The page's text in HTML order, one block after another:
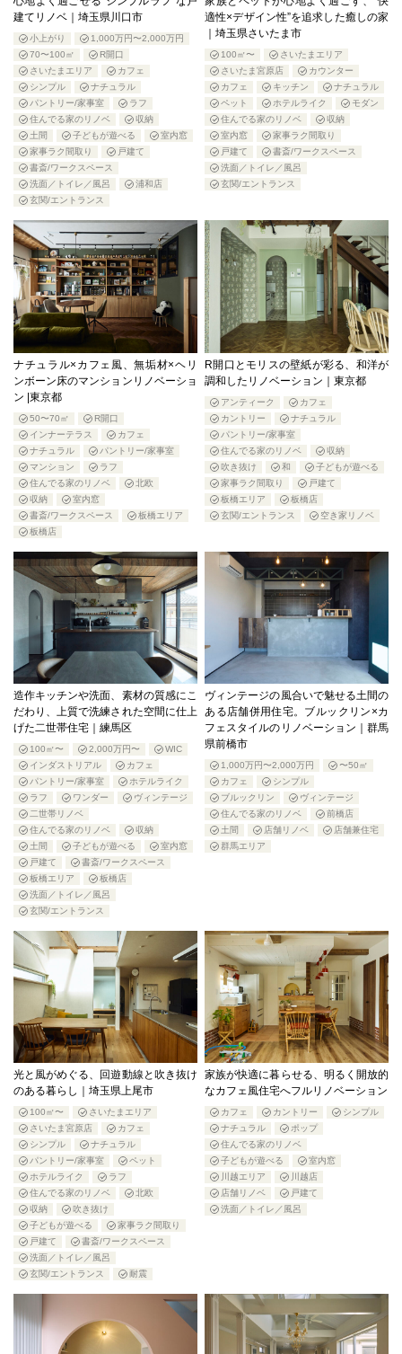
建てリノベ｜埼玉県川口市
小上がり
1,000万円〜2,000万円
70〜100㎡
R開口
さいたまエリア
カフェ
シンプル
ナチュラル
パントリー/家事室
ラフ
住んでる家のリノベ
収納
土間
子どもが遊べる
室内窓
家事ラク間取り
戸建て
書斎/ワークスペース
洗面／トイレ／風呂
浦和店
玄関/エントランス
適性×デザイン性”を追求した癒しの家
｜埼玉県さいたま市
100㎡〜
さいたまエリア
さいたま宮原店
カウンター
カフェ
キッチン
ナチュラル
ペット
ホテルライク
モダン
住んでる家のリノベ
収納
室内窓
家事ラク間取り
戸建て
書斎/ワークスペース
洗面／トイレ／風呂
玄関/エントランス
ナチュラル×カフェ風、無垢材×ヘリ
ンボーン床のマンションリノベーショ
ン |東京都
50〜70㎡
R開口
インナーテラス
カフェ
ナチュラル
パントリー/家事室
マンション
ラフ
住んでる家のリノベ
北欧
収納
室内窓
書斎/ワークスペース
板橋エリア
板橋店
R開口とモリスの壁紙が彩る、和洋が
調和したリノベーション｜東京都
アンティーク
カフェ
カントリー
ナチュラル
パントリー/家事室
住んでる家のリノベ
収納
吹き抜け
和
子どもが遊べる
家事ラク間取り
戸建て
板橋エリア
板橋店
玄関/エントランス
空き家リノベ
造作キッチンや洗面、素材の質感にこ
だわり、上質で洗練された空間に仕上
げた二世帯住宅｜練馬区
100㎡〜 2,000万円〜
WIC
インダストリアル
カフェ
パントリー/家事室
ホテルライク
ラフ
ワンダー
ヴィンテージ
二世帯リノベ
住んでる家のリノベ
収納
土間
子どもが遊べる
室内窓
戸建て
書斎/ワークスペース
板橋エリア
板橋店
洗面／トイレ／風呂
玄関/エントランス
ヴィンテージの風合いで魅せる土間の
ある店舗併用住宅。ブルックリン×カ
フェスタイルのリノベーション｜群馬
県前橋市
1,000万円〜2,000万円
〜50㎡
カフェ
シンプル
ブルックリン
ヴィンテージ
住んでる家のリノベ
前橋店
土間
店舗リノベ
店舗兼住宅
群馬エリア
光と風がめぐる、回遊動線と吹き抜け
のある暮らし｜埼玉県上尾市
100㎡〜
さいたまエリア
さいたま宮原店
カフェ
シンプル
ナチュラル
パントリー/家事室
ペット
ホテルライク
ラフ
住んでる家のリノベ
北欧
収納
吹き抜け
子どもが遊べる
家事ラク間取り
戸建て
書斎/ワークスペース
洗面／トイレ／風呂
玄関/エントランス
耐震
家族が快適に暮らせる、明るく開放的
なカフェ風住宅へフルリノベーション
カフェ カントリー
シンプル
ナチュラル
ポップ
住んでる家のリノベ
子どもが遊べる
室内窓
川越エリア
川越店
店舗リノベ
戸建て
洗面／トイレ／風呂